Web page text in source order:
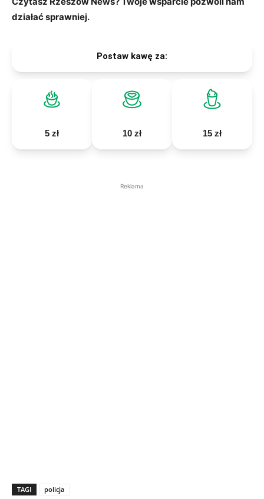
działać sprawniej.
Postaw kawę za:
5 zł 10 zł 15 zł
Reklama
TAGI policja